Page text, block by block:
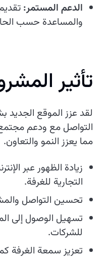
الدعم المستمر:
والمساعدة حسب
تأثير
لقد عزز الموقع الجديد
التواصل مع ودعم
مما يعزز النمو والتعاون.
زيادة الظهور عبر
التجارية للغرفة.
تحسين التواصل
تسهيل الوصول إلى
للشركات.
تعزيز سمعة الغرفة